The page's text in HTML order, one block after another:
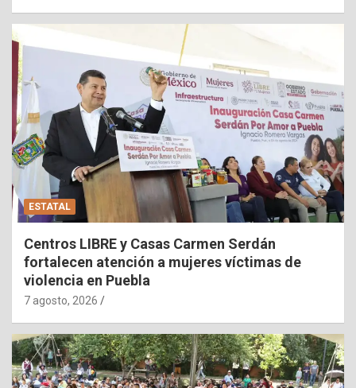
ESTATAL
Centros LIBRE y Casas Carmen Serdán
fortalecen atención a mujeres víctimas de
violencia en Puebla
7 agosto, 2026